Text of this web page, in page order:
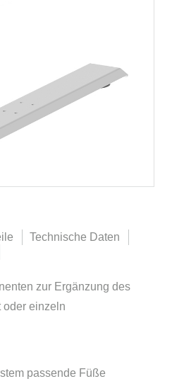
Technische Daten
zur Ergänzung des
oder einzeln
passende Füße